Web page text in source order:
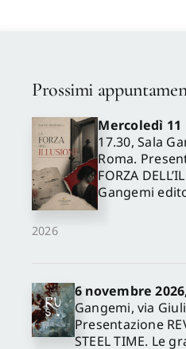
Prossimi
2026
Mercoledì 11
17.30, Sala
Roma.
FORZA
Gangemi
6 novembre
Gangemi, via
Presentazione
STEEL TIME. Le